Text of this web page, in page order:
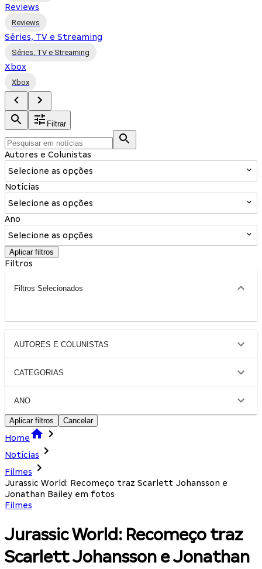
Reviews
Reviews
Séries, TV e Streaming
Séries, TV e Streaming
Xbox
Xbox
Filtrar
Autores e Colunistas
Selecione as opções
Notícias
Selecione as opções
Ano
Selecione as opções
Aplicar filtros
Filtros
Filtros Selecionados
AUTORES E COLUNISTAS
CATEGORIAS
ANO
Aplicar filtros Cancelar
Home
Notícias
Filmes
Jurassic World: Recomeço traz Scarlett Johansson e
Jonathan Bailey em fotos
Filmes
Jurassic World: Recomeço traz
Scarlett Johansson e Jonathan